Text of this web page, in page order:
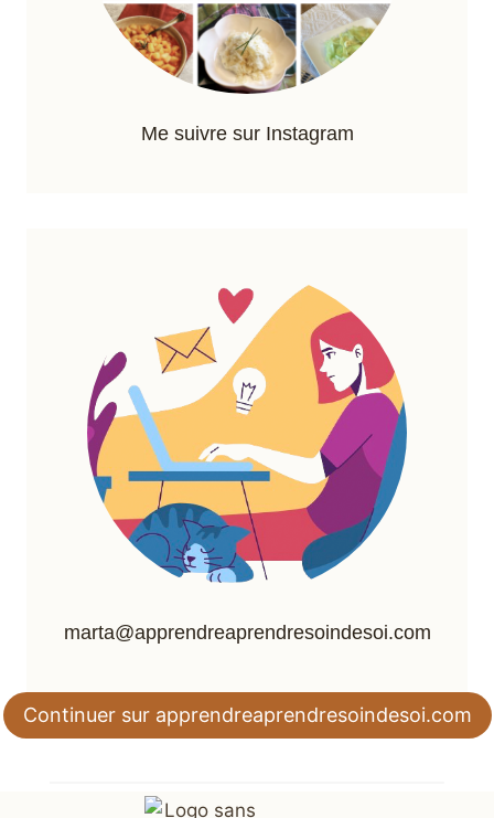
Me suivre sur Instagram
marta@apprendreaprendresoindesoi.com
Continuer sur apprendreaprendresoindesoi.com